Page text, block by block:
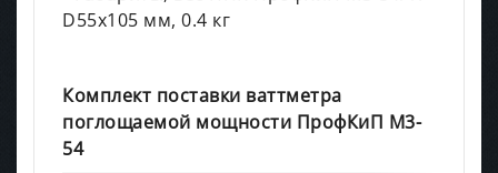
D55х105 мм, 0.4 кг
Комплект поставки ваттметра
поглощаемой мощности ПрофКиП М3-
54